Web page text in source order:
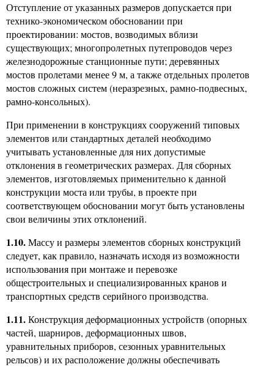
Отступление от указанных размеров допускается при
технико-экономическом обосновании при
проектировании: мостов, возводимых вблизи
существующих; многопролетных путепроводов через
железнодорожные станционные пути; деревянных
мостов пролетами менее 9 м, а также отдельных пролетов
мостов сложных систем (неразрезных, рамно-подвесных,
рамно-консольных).
При применении в конструкциях сооружений типовых
элементов или стандартных деталей необходимо
учитывать установленные для них допустимые
отклонения в геометрических размерах. Для сборных
элементов, изготовляемых применительно к данной
конструкции моста или трубы, в проекте при
соответствующем обосновании могут быть установлены
свои величины этих отклонений.
1.10.Массу и размеры элементов сборных конструкций
следует, как правило, назначать исходя из возможности
использования при монтаже и перевозке
общестроительных и специализированных кранов и
транспортных средств серийного производства.
1.11.Конструкция деформационных устройств (опорных
частей, шарниров, деформационных швов,
уравнительных приборов, сезонных уравнительных
рельсов) и их расположение должны обеспечивать